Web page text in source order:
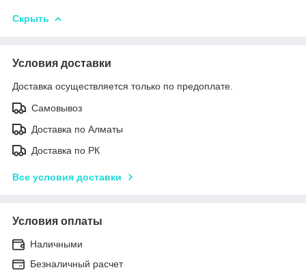
Скрыть
Условия доставки
Доставка осуществляется только по предоплате.
Самовывоз
Доставка по Алматы
Доставка по РК
Все условия доставки
Условия оплаты
Наличными
Безналичный расчет